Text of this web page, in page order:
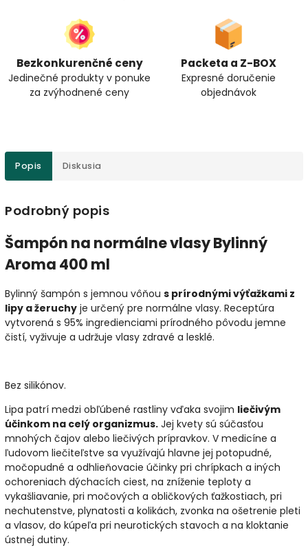
Bezkonkurenčné ceny
Jedinečné produkty v ponuke
za zvýhodnené ceny
Packeta a Z-BOX
Expresné doručenie
objednávok
Popis Diskusia
Podrobný popis
Šampón na normálne vlasy Bylinný
Aroma 400 ml
Bylinný šampón s jemnou vôňou s prírodnými výťažkami z
lipy a žeruchy je určený pre normálne vlasy. Receptúra ​​
vytvorená s 95% ingredienciami prírodného pôvodu jemne
čistí, vyživuje a udržuje vlasy zdravé a lesklé.
Bez silikónov.
Lipa patrí medzi obľúbené rastliny vďaka svojim liečivým
účinkom na celý organizmus. Jej kvety sú súčasťou
mnohých čajov alebo liečivých prípravkov. V medicíne a
ľudovom liečiteľstve sa využívajú hlavne jej potopudné,
močopudné a odhlieňovacie účinky pri chrípkach a iných
ochoreniach dýchacích ciest, na zníženie teploty a
vykašliavanie, pri močových a obličkových ťažkostiach, pri
nechutenstve, plynatosti a kolikách, zvonka na ošetrenie pleti
a vlasov, do kúpeľa pri neurotic­kých stavoch a na kloktanie
ústnej dutiny.